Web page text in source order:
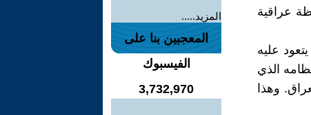
كنسن أجهزته القمعية في 14 محافظة عراقية
عليه
الذي
وهذا
المزيد.....
المعجبين بنا على
الفيسبوك
3,732,970